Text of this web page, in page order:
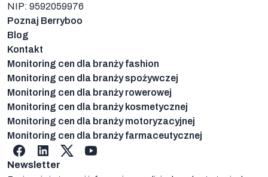
NIP: 9592059976
Poznaj Berryboo
Blog
Kontakt
Monitoring cen dla branży fashion
Monitoring cen dla branży spożywczej
Monitoring cen dla branży rowerowej
Monitoring cen dla branży kosmetycznej
Monitoring cen dla branży motoryzacyjnej
Monitoring cen dla branży farmaceutycznej
Facebook
linkedin
Newsletter